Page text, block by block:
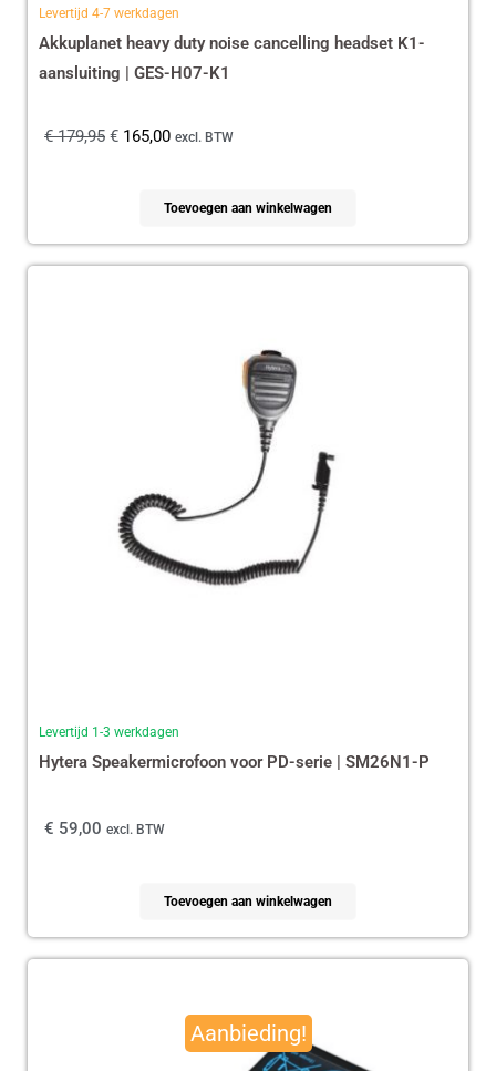
Levertijd 4-7 werkdagen
Akkuplanet heavy duty noise cancelling headset K1-
aansluiting | GES-H07-K1
€179,95 € 165,00 excl. BTW
Toevoegen aan winkelwagen
Levertijd 1-3 werkdagen
Hytera Speakermicrofoon voor PD-serie | SM26N1-P
€ 59,00 excl. BTW
Toevoegen aan winkelwagen
Aanbieding!